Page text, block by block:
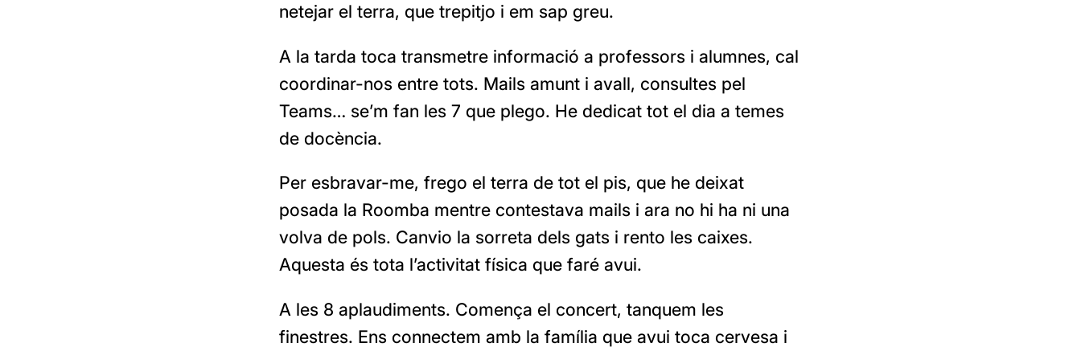
netejar el terra, que trepitjo i em sap greu.
A la tarda toca transmetre informació a professors i alumnes, cal
coordinar-nos entre tots. Mails amunt i avall, consultes pel
Teams… se’m fan les 7 que plego. He dedicat tot el dia a temes
de docència.
Per esbravar-me, frego el terra de tot el pis, que he deixat
posada la Roomba mentre contestava mails i ara no hi ha ni una
volva de pols. Canvio la sorreta dels gats i rento les caixes.
Aquesta és tota l’activitat física que faré avui.
A les 8 aplaudiments. Comença el concert, tanquem les
finestres. Ens connectem amb la família que avui toca cervesa i